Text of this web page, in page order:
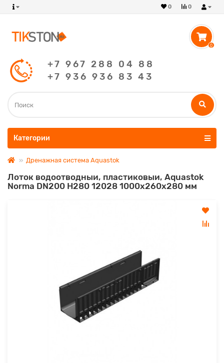
0
0
0
+7 967 288 04 88
+7 936 936 83 43
Категории
Дренажная система Aquastok
Лоток водоотводныи, пластиковыи, Aquastok
Norma DN200 H280 12028 1000х260х280 мм